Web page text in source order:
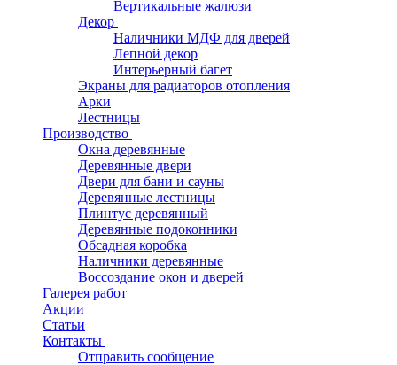
Вертикальные жалюзи
Декор
Наличники МДФ для дверей
Лепной декор
Интерьерный багет
Экраны для радиаторов отопления
Арки
Лестницы
Производство
Окна деревянные
Деревянные двери
Двери для бани и сауны
Деревянные лестницы
Плинтус деревянный
Деревянные подоконники
Обсадная коробка
Наличники деревянные
Воссоздание окон и дверей
Галерея работ
Акции
Статьи
Контакты
Отправить сообщение